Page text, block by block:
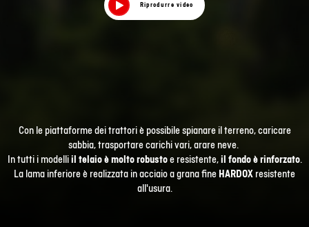
Riprodurre video
Con le piattaforme dei trattori è possibile spianare il terreno, caricare
sabbia, trasportare carichi vari, arare neve.
In tutti i modelliil telaio è molto robustoe resistente,il fondo è rinforzato.
La lama inferiore è realizzata in acciaio a grana fine HARDOX resistente
all'usura.